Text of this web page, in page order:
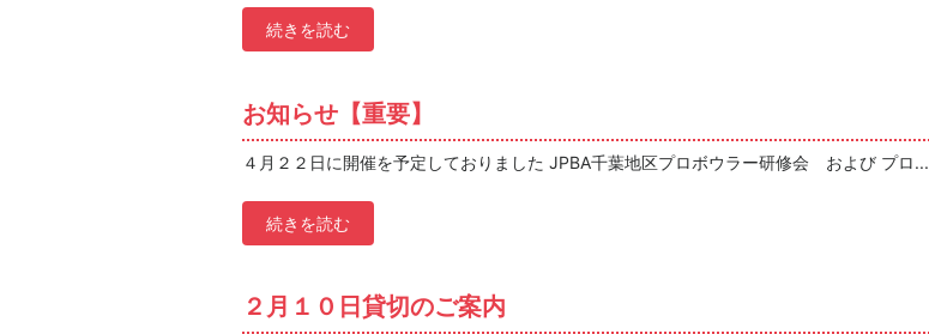
続きを読む
お知らせ【重要】
４月２２日に開催を予定しておりました JPBA千葉地区プロボウラー研修会 および プロ...
続きを読む
２月１０日貸切のご案内